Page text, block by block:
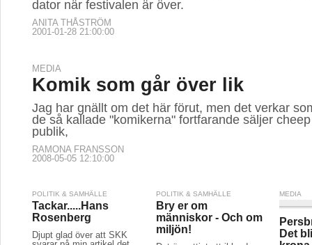
POLITIK & SAMHÄLLE
Tackar.....Hans
svarar på min artikel det
vittnar om att hundar går
långt före människors väl.
Rosenberg. Jag väckte
tydligen något i vilket fall.
Kommentarer
ANNE SKÅNER
2007-05-05 03:00:00
Det är nyttigt att ibland
filosofera över det faktum
att alla saker vi äger, all
tillverkar kommer från
naturen. Vi är helt
beroende av de tjänster
så
Jag
WILLIAM
2006-11-
SPORT MEDIA